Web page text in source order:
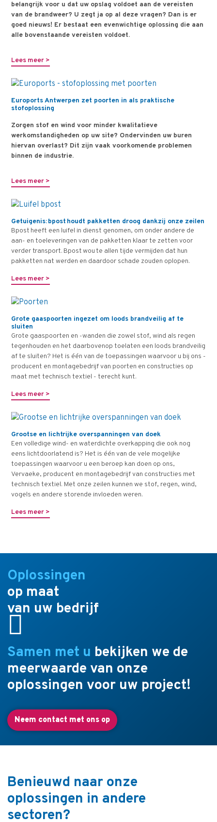
belangrijk voor u dat uw opslag voldoet aan de vereisten
van de brandweer? U zegt ja op al deze vragen? Dan is er
goed nieuws! Er bestaat een evenwichtige oplossing die aan
alle bovenstaande vereisten voldoet.
Lees meer >
Euroports Antwerpen zet poorten in als praktische
stofoplossing
Zorgen stof en wind voor minder kwalitatieve
werkomstandigheden op uw site? Ondervinden uw buren
hiervan overlast? Dit zijn vaak voorkomende problemen
binnen de industrie.
Lees meer >
Getuigenis: bpost houdt pakketten droog dankzij onze zeilen
Bpost heeft een luifel in dienst genomen, om onder andere de
aan- en toeleveringen van de pakketten klaar te zetten voor
verder transport. Bpost wou te allen tijde vermijden dat hun
pakketten nat werden en daardoor schade zouden oplopen.
Lees meer >
Grote gaaspoorten ingezet om loods brandveilig af te
sluiten
Grote gaaspoorten en -wanden die zowel stof, wind als regen
tegenhouden en het daarbovenop toelaten een loods brandveilig
af te sluiten? Het is één van de toepassingen waarvoor u bij ons -
producent en montagebedrijf van poorten en constructies op
maat met technisch textiel - terecht kunt.
Lees meer >
Grootse en lichtrijke overspanningen van doek
Een volledige wind- en waterdichte overkapping die ook nog
eens lichtdoorlatend is? Het is één van de vele mogelijke
toepassingen waarvoor u een beroep kan doen op ons,
Vervaeke, producent en montagebedrijf van constructies met
technisch textiel. Met onze zeilen kunnen we stof, regen, wind,
vogels en andere storende invloeden weren.
Lees meer >
Oplossingen
op maat
van uw bedrijf
Samen met u bekijken we de
meerwaarde van onze
oplossingen voor uw project!
Neem contact met ons op
Benieuwd naar onze
oplossingen in andere
sectoren?